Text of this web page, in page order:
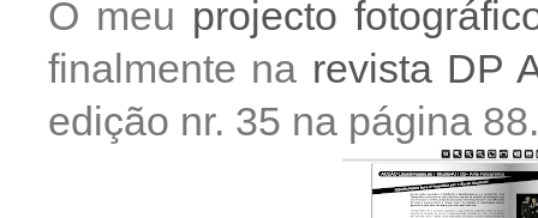
O meu projecto
finalmente na revista DP
edição nr. 35 na página 88.